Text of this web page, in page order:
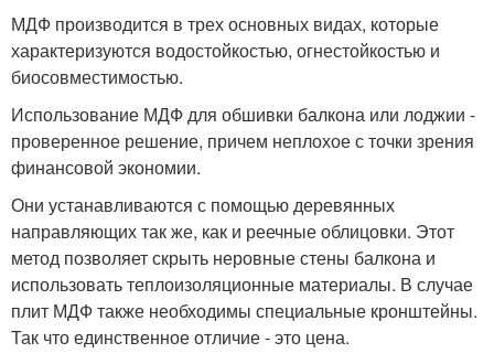
МДФ производится в трех основных видах, которые
характеризуются водостойкостью, огнестойкостью и
биосовместимостью.
Использование МДФ для обшивки балкона или лоджии -
проверенное решение, причем неплохое с точки зрения
финансовой экономии.
Они устанавливаются с помощью деревянных
направляющих так же, как и реечные облицовки. Этот
метод позволяет скрыть неровные стены балкона и
использовать теплоизоляционные материалы. В случае
плит МДФ также необходимы специальные кронштейны.
Так что единственное отличие - это цена.